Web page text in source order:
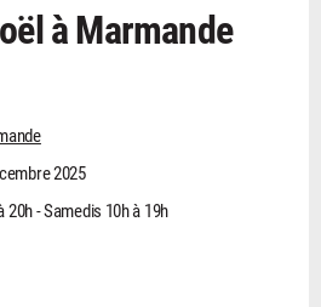
à Marmande
2025
20h - Samedis 10h à 19h